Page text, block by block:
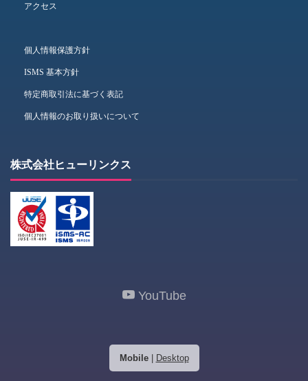
アクセス
個人情報保護方針
ISMS 基本方針
特定商取引法に基づく表記
個人情報のお取り扱いについて
株式会社ヒューリンクス
YouTube
Mobile| Desktop